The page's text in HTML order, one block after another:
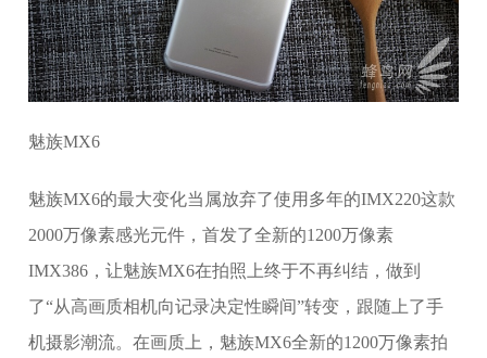
魅族MX6
魅族MX6的最大变化当属放弃了使用多年的IMX220这款
2000万像素感光元件，首发了全新的1200万像素
IMX386，让魅族MX6在拍照上终于不再纠结，做到
了“从高画质相机向记录决定性瞬间”转变，跟随上了手
机摄影潮流。在画质上，魅族MX6全新的1200万像素拍